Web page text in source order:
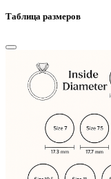
Таблица размеров